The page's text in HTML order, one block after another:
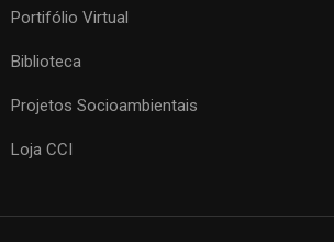
Portifólio Virtual
Biblioteca
Projetos Socioambientais
Loja CCI